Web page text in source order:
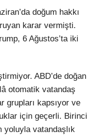
doğum hakkı
karar vermişti.
6 Ağustos’ta iki
ABD’de doğan
otomatik vatandaş
grupları kapsıyor ve
için geçerli. Birinci
yoluyla vatandaşlık